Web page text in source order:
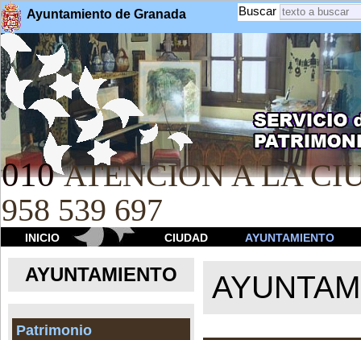
Ayuntamiento de Granada Buscar
010 ATENCION A LA
958 539 697
INICIO CIUDAD AYUNTAMIENTO
AYUNTAMIENTO
Patrimonio